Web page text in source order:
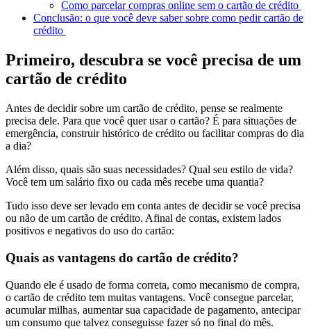
Como parcelar compras online sem o cartão de crédito
Conclusão: o que você deve saber sobre como pedir cartão de
crédito
Primeiro, descubra se você precisa de um
cartão de crédito
Antes de decidir sobre um cartão de crédito, pense se realmente
precisa dele. Para que você quer usar o cartão? É para situações de
emergência, construir histórico de crédito ou facilitar compras do dia
a dia?
Além disso, quais são suas necessidades? Qual seu estilo de vida?
Você tem um salário fixo ou cada mês recebe uma quantia?
Tudo isso deve ser levado em conta antes de decidir se você precisa
ou não de um cartão de crédito. Afinal de contas, existem lados
positivos e negativos do uso do cartão:
Quais as vantagens do cartão de crédito?
Quando ele é usado de forma correta, como mecanismo de compra,
o cartão de crédito tem muitas vantagens. Você consegue parcelar,
acumular milhas, aumentar sua capacidade de pagamento, antecipar
um consumo que talvez conseguisse fazer só no final do mês.